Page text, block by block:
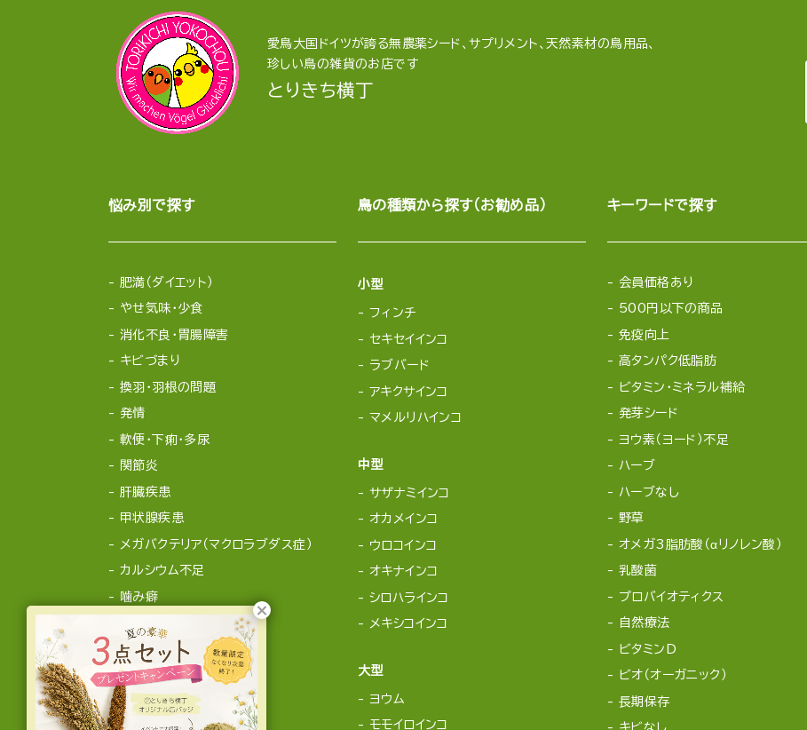
愛鳥大国ドイツが誇る無農薬シード、サプリメント、天然素材の鳥用品、
珍しい鳥の雑貨のお店です
とりきち横丁
悩み別で探す
肥満（ダイエット）
やせ気味・少食
消化不良・胃腸障害
キビづまり
換羽・羽根の問題
発情
軟便・下痢・多尿
関節炎
肝臓疾患
甲状腺疾患
メガバクテリア（マクロラブダス症）
カルシウム不足
噛み癖
鳥の種類から探す（お勧め品）
小型
フィンチ
セキセイインコ
ラブバード
アキクサインコ
マメルリハインコ
中型
サザナミインコ
オカメインコ
ウロコインコ
オキナインコ
シロハラインコ
メキシコインコ
大型
ヨウム
モモイロインコ
キーワードで探す
会員価格あり
500円以下の商品
免疫向上
高タンパク低脂肪
ビタミン・ミネラル補給
発芽シード
ヨウ素（ヨード）不足
ハーブ
ハーブなし
野草
オメガ3脂肪酸（αリノレン酸）
乳酸菌
プロバイオティクス
自然療法
ビタミンD
ビオ（オーガニック）
長期保存
キビなし